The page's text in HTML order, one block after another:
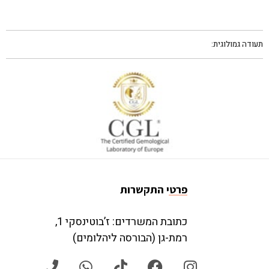
תעודה גמולוגית:
פרטי התקשרות
כתובת המשרדים: ז’בוטינסקי 1,
רמת-גן (הבורסה ליהלומים)